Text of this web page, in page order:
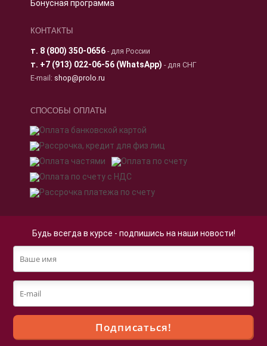
Бонусная программа
КОНТАКТЫ
т. 8 (800) 350-0656- для России
т. +7 (913) 022-06-56 (WhatsApp) - для СНГ
E-mail: shop@prolo.ru
СПОСОБЫ ОПЛАТЫ
Будь всегда в курсе - подпишись на наши новости!